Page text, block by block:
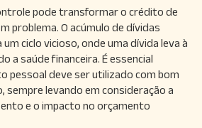
pode transformar o crédito de
problema. O acúmulo de dívidas
ciclo vicioso, onde uma dívida leva à
a saúde financeira. É essencial
pessoal deve ser utilizado com bom
sempre levando em consideração a
e o impacto no orçamento